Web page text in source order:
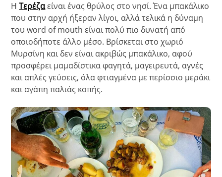
ΗΤερέζαείναι ένας θρύλος στο νησί. Ένα μπακάλικο
που στην αρχή ήξεραν λίγοι, αλλά τελικά η δύναμη
του word of mouth είναι πολύ πιο δυνατή από
οποιοδήποτε άλλο μέσο. Βρίσκεται στο χωριό
Μυρσίνη και δεν είναι ακριβώς μπακάλικο, αφού
προσφέρει μαμαδίστικα φαγητά, μαγειρευτά, αγνές
και απλές γεύσεις, όλα φτιαγμένα με περίσσιο μεράκι
και αγάπη παλιάς κοπής.